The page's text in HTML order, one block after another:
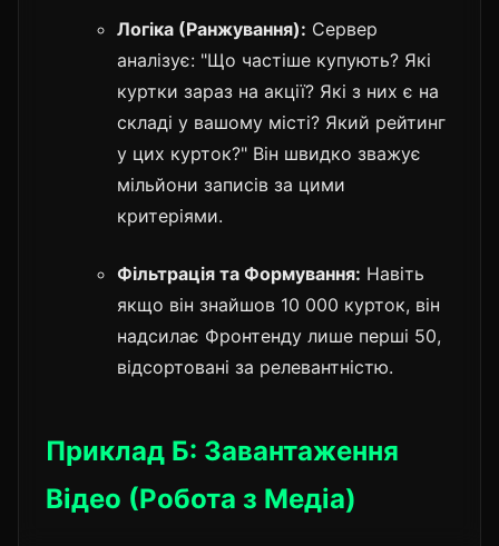
Логіка (Ранжування): Сервер
аналізує: "Що частіше купують? Які
куртки зараз на акції? Які з них є на
складі у вашому місті? Який рейтинг
у цих курток?" Він швидко зважує
мільйони записів за цими
критеріями.
Фільтрація та Формування: Навіть
якщо він знайшов 10 000 курток, він
надсилає Фронтенду лише перші 50,
відсортовані за релевантністю.
Приклад Б: Завантаження
Відео (Робота з Медіа)